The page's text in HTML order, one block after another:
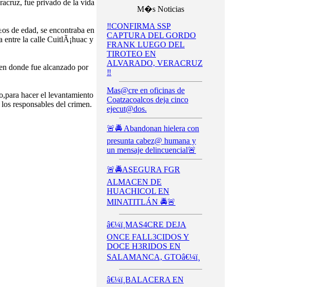
fue privado de la vida
de edad, se encontraba en
entre la calle CuitlÃ¡huac y
donde fue alcanzado por
hacer el levantamiento
responsables del crimen.
M�s Noticias
‼️CONFIRMA SSP
CAPTURA DEL GORDO
FRANK LUEGO DEL
TIROTEO EN
ALVARADO, VERACRUZ
‼️
Mas@cre en oficinas de
Coatzacoalcos deja cinco
ejecut@dos.
🚨🚔 Abandonan hielera con
presunta cabez@ humana y
un mensaje delincuencial🚨
🚨🚔ASEGURA FGR
ALMACEN DE
HUACHICOL EN
MINATITLÁN 🚔🚨
â€¼ï¸MAS4CRE DEJA
ONCE FALL3CIDOS Y
DOCE H3RIDOS EN
SALAMANCA, GTOâ€¼ï¸
â€¼ï¸BALACERA EN